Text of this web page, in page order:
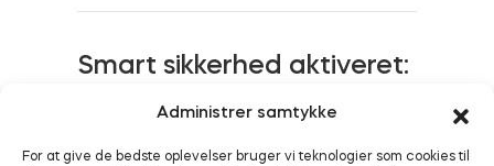
Administrer samtykke
For at give de bedste oplevelser bruger vi teknologier som cookies til
Tedee Biometric Module
Smart sikkerhed aktiveret:
Alarm.com